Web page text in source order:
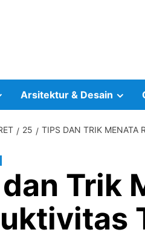
Arsitektur & Desain
25 TIPS DAN TRIK MENATA
Trik